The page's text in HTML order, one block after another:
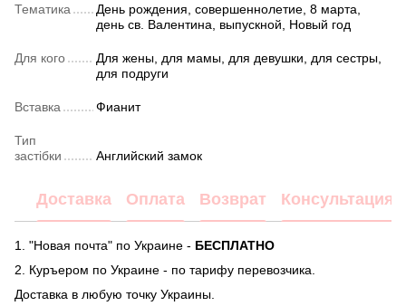
Тематика
День рождения, совершеннолетие, 8 марта,
день св. Валентина, выпускной, Новый год
Для кого
Для жены, для мамы, для девушки, для сестры,
для подруги
Вставка Фианит
Тип
застібки
Английский замок
Доставка Оплата Возврат Консультация
1. "Новая почта" по Украине - БЕСПЛАТНО
2. Куръером по Украине - по тарифу перевозчика.
Доставка в любую точку Украины.